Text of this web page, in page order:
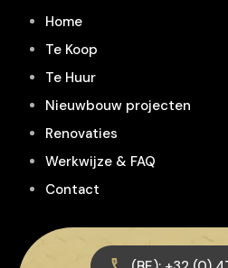
Home
Te Koop
Te Huur
Nieuwbouw projecten
Renovaties
Werkwijze & FAQ
Contact